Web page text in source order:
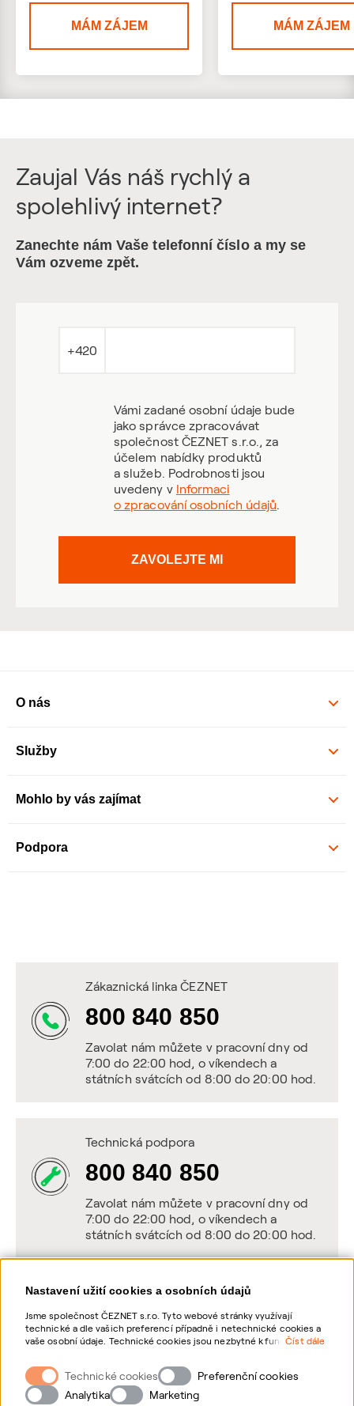
Nastavení užití cookies a osobních údajů
Jsme společnost ČEZNET s.r.o. Tyto webové stránky využívají
technické a dle vašich preferencí případně i netechnické cookies a
vaše osobní údaje. Technické cookies jsou nezbytné k fungování
webové stránky vašim preferencím, k personalizaci reklam a
analytice. Pro sběr a zpracování netechnických cookies a vašich
osobních údajů, nám můžete udělit souhlas. Bližší informace o
Číst dále
Technické cookies
Preferenční cookies
Analytika
Marketing
MÁM ZÁJEM MÁM ZÁJEM
Zaujal Vás náš rychlý a
spolehlivý internet?
Zanechte nám Vaše telefonní číslo a my se
Vám ozveme zpět.
+420
Vámi zadané osobní údaje bude
jako správce zpracovávat
společnost ČEZNET s.r.o., za
účelem nabídky produktů
a služeb. Podrobnosti jsou
uvedeny v Informaci
o zpracování osobních údajů.
ZAVOLEJTE MI
O nás
Služby
Mohlo by vás zajímat
Podpora
Zákaznická linka ČEZNET
800 840 850
Zavolat nám můžete v pracovní dny od
7:00 do 22:00 hod, o víkendech a
státních svátcích od 8:00 do 20:00 hod.
Technická podpora
800 840 850
Zavolat nám můžete v pracovní dny od
7:00 do 22:00 hod, o víkendech a
státních svátcích od 8:00 do 20:00 hod.
Napište nám
POSLAT VZKAZ
Zanechte nám vzkaz online, my se vám
ozveme zpět